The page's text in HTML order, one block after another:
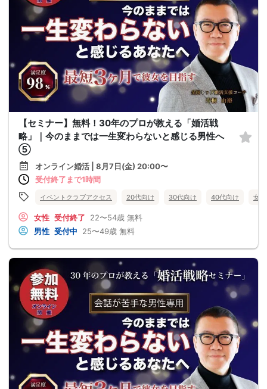
【セミナー】無料！30年のプロが教える「婚活戦
略」｜今のままでは一生変わらないと感じる男性へ
⑤
オンライン婚活 | 8月7日(金) 20:00〜
受付終了まで1時間
イベントクラブアクセス 20代向け 30代向け 40代向け 女
女性 受付終了 22〜54歳 無料
男性 受付中 25〜49歳 無料